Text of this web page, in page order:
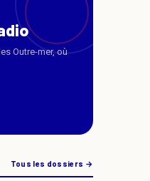
Outre-mer, où
Tous les dossiers →